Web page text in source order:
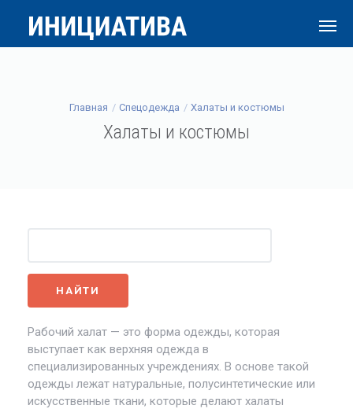
Главная Спецодежда Халаты и костюмы
Халаты и костюмы
Рабочий халат — это форма одежды, которая
выступает как верхняя одежда в
специализированных учреждениях. В основе такой
одежды лежат натуральные, полусинтетические или
искусственные ткани, которые делают халаты